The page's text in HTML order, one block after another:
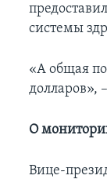
системы
«А общая
долларов»,
О
Вице-